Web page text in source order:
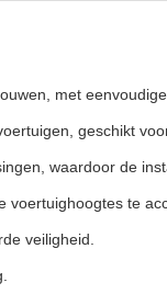
met
geschikt
waardoor de
te
veiligheid.